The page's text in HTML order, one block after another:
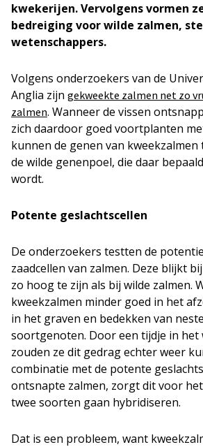
kwekerijen. Vervolgens vormen
bedreiging voor wilde zalmen,
wetenschappers.
Volgens onderzoekers van de
Anglia zijn gekweekte zalmen net zo
zalmen. Wanneer de vissen
zich daardoor goed voortplanten
kunnen de genen van
de wilde genenpoel, die daar
wordt.
Potente geslachtscellen
De onderzoekers testten de
zaadcellen van zalmen. Deze blijkt
zo hoog te zijn als bij wilde zalmen.
kweekzalmen minder goed in het
in het graven en bedekken van
soortgenoten. Door een tijdje in het
zouden ze dit gedrag echter weer
combinatie met de potente
ontsnapte zalmen, zorgt dit voor
twee soorten gaan hybridiseren.
Dat is een probleem, want